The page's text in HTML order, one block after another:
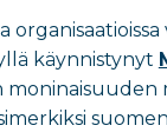
käynnistynyt